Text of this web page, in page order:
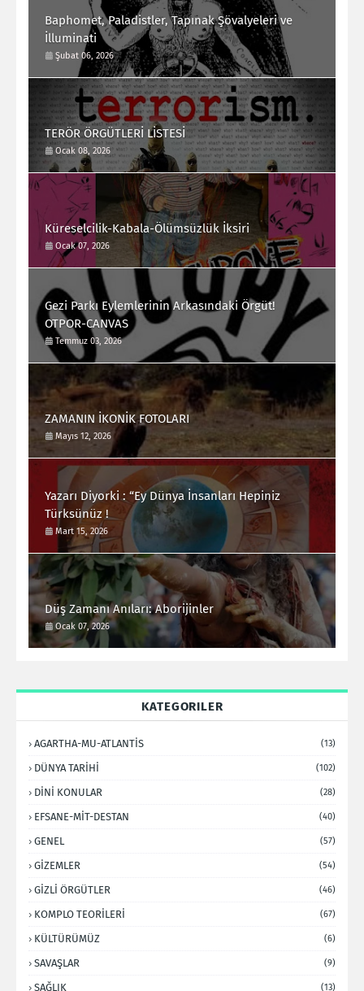
Baphomet, Paladistler, Tapınak Şövalyeleri ve
İlluminati
Şubat 06, 2026
TERÖR ÖRGÜTLERİ LİSTESİ
Ocak 08, 2026
Küreselcilik-Kabala-Ölümsüzlük İksiri
Ocak 07, 2026
Gezi Parkı Eylemlerinin Arkasındaki Örgüt!
OTPOR-CANVAS
Temmuz 03, 2026
ZAMANIN İKONİK FOTOLARI
Mayıs 12, 2026
Yazarı Diyorki : “Ey Dünya İnsanları Hepiniz
Türksünüz !
Mart 15, 2026
Düş Zamanı Anıları: Aborijinler
Ocak 07, 2026
KATEGORILER
AGARTHA-MU-ATLANTİS (13)
DÜNYA TARİHİ (102)
DİNİ KONULAR (28)
EFSANE-MİT-DESTAN (40)
GENEL (57)
GİZEMLER (54)
GİZLİ ÖRGÜTLER (46)
KOMPLO TEORİLERİ (67)
KÜLTÜRÜMÜZ (6)
SAVAŞLAR (9)
SAĞLIK (13)